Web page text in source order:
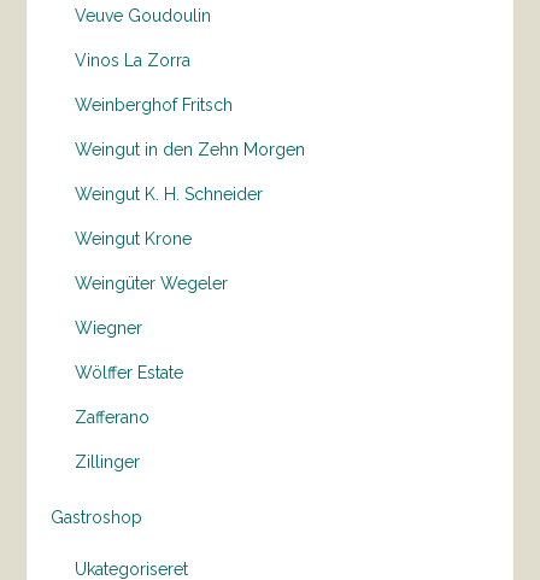
Veuve Goudoulin
Vinos La Zorra
Weinberghof Fritsch
Weingut in den Zehn Morgen
Weingut K. H. Schneider
Weingut Krone
Weingüter Wegeler
Wiegner
Wölffer Estate
Zafferano
Zillinger
Gastroshop
Ukategoriseret